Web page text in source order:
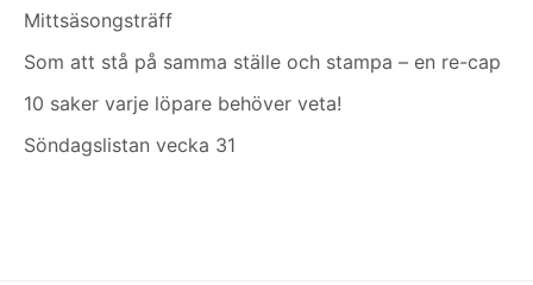
Mittsäsongsträff
Som att stå på samma ställe och stampa – en re-cap
10 saker varje löpare behöver veta!
Söndagslistan vecka 31